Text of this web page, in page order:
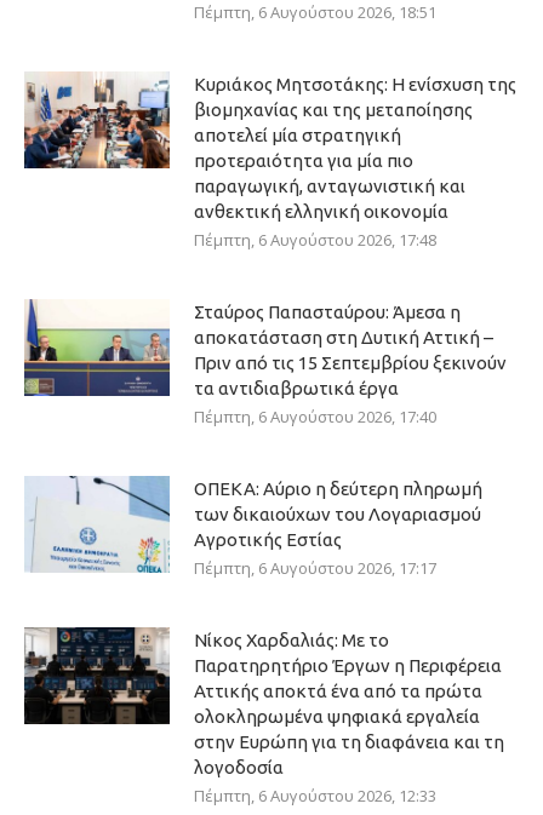
Πέμπτη, 6 Αυγούστου 2026, 18:51
Κυριάκος Μητσοτάκης: Η ενίσχυση της
βιομηχανίας και της μεταποίησης
αποτελεί μία στρατηγική
προτεραιότητα για μία πιο
παραγωγική, ανταγωνιστική και
ανθεκτική ελληνική οικονομία
Πέμπτη, 6 Αυγούστου 2026, 17:48
Σταύρος Παπασταύρου: Άμεσα η
αποκατάσταση στη Δυτική Αττική –
Πριν από τις 15 Σεπτεμβρίου ξεκινούν
τα αντιδιαβρωτικά έργα
Πέμπτη, 6 Αυγούστου 2026, 17:40
ΟΠΕΚΑ: Αύριο η δεύτερη πληρωμή
των δικαιούχων του Λογαριασμού
Αγροτικής Εστίας
Πέμπτη, 6 Αυγούστου 2026, 17:17
Νίκος Χαρδαλιάς: Με το
Παρατηρητήριο Έργων η Περιφέρεια
Αττικής αποκτά ένα από τα πρώτα
ολοκληρωμένα ψηφιακά εργαλεία
στην Ευρώπη για τη διαφάνεια και τη
λογοδοσία
Πέμπτη, 6 Αυγούστου 2026, 12:33